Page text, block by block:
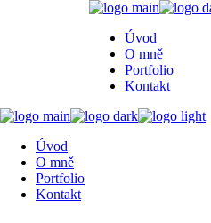
Úvod
O mně
Portfolio
Kontakt
Úvod
O mně
Portfolio
Kontakt